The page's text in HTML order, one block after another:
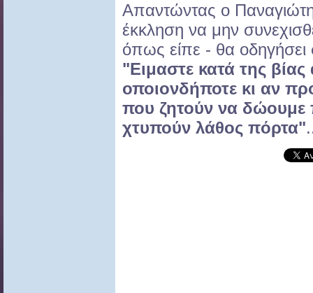
Απαντώντας ο
έκκληση να μην
όπως είπε - θα οδηγήσει
"Ειμαστε κατά της
οποιονδήποτε κι αν
που ζητούν να δώουμε
χτυπούν λάθος πόρτα"